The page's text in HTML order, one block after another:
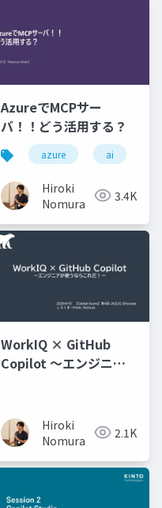
AzureでMCPサー
バ！！どう活用する？
azure ai
Hiroki
Nomura
3.4K
WorkIQ × GitHub
Copilot ～エンジニア
Hiroki
Nomura
2.1K